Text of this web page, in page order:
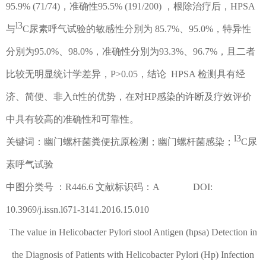
95.9% (71/74) ， 准确性95.5% (191/200) ， 根除治疗后， HPSA
与l3C尿素呼气试验的敏感性分別为 85.7% 95.0% ， 特异性
分別为95.0% 98.0% ， 准确性分別为93.3% 96.7% ， 且二者
比较无明显统计学差异， P>0.05 ， 结论 HPSA 检测具有经
济、简便、非入ft性的优势，在对HP感染的许断及疗效评价
中具有较高的准确性和可靠性。
关键词：幽门螺杆菌粪便抗原检测；幽门螺杆菌感染； l3C尿
素呼气试验
中图分类号 ： R446.6 文献标识码： A DOI:
10.3969/j.issn.l671-3141.2016.15.010
The value in Helicobacter Pylori stool Antigen (hpsa) Detection in
the Diagnosis of Patients with Helicobacter Pylori (Hp) Infection